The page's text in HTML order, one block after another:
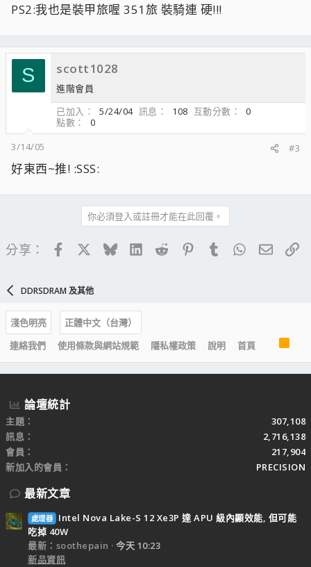
PS2:我也是裝甲旅喔 351旅 裝騎連 硬!!!
S scott1028
進階會員
已加入
5/24/04 訊息 108 互動分數
0
點數
0
3/14/05
#3
好東西~推! :SSS:
你必須登入或註冊才能在此回覆。
分享： FacebookBlueskyLinkedIn
Reddit PinterestTumblrWhatsApp
電子
DDRSDRAM 及其他
淺色明亮
正體中文（台灣）
連絡我們
使用條款與網站規範 隱私權政策 說明 首頁
R
S
S
論壇統計
主題
307,108
訊息
2,716,138
會員
217,904
新加入的會員
PRECISION
最新文章
處理器
Intel Nova Lake-S 12 Xe3P 達 APU 級內顯效能, 但可能
吃掉 40W
最新：soothepain
今天 10:23
新品資訊